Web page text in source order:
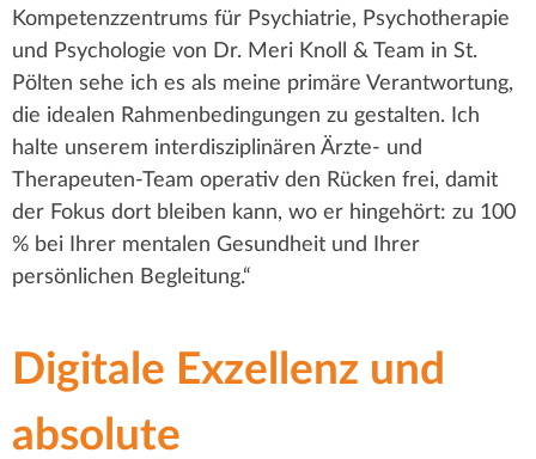
Kompetenzzentrums für Psychiatrie, Psychotherapie
und Psychologie von Dr. Meri Knoll & Team in St.
Pölten sehe ich es als meine primäre Verantwortung,
die idealen Rahmenbedingungen zu gestalten. Ich
halte unserem interdisziplinären Ärzte- und
Therapeuten-Team operativ den Rücken frei, damit
der Fokus dort bleiben kann, wo er hingehört: zu 100
% bei Ihrer mentalen Gesundheit und Ihrer
persönlichen Begleitung.“
Digitale Exzellenz und
absolute